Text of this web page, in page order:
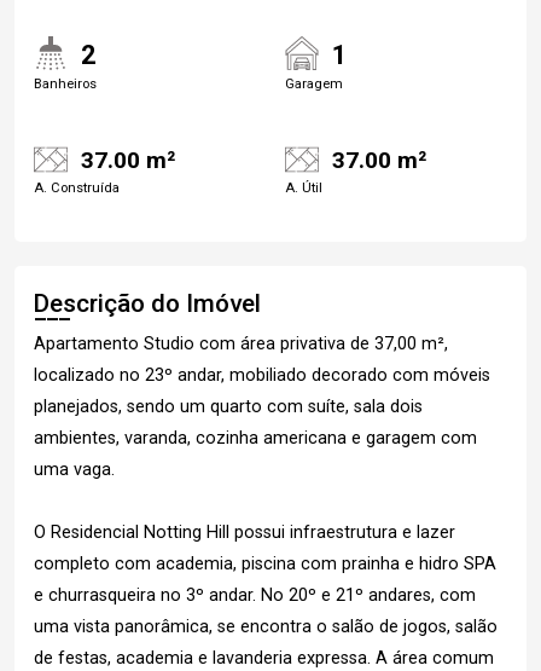
2
Banheiros
1
Garagem
37.00 m²
A. Construída
37.00 m²
A. Útil
Descrição do Imóvel
Apartamento Studio com área privativa de 37,00 m²,
localizado no 23º andar, mobiliado decorado com móveis
planejados, sendo um quarto com suíte, sala dois
ambientes, varanda, cozinha americana e garagem com
uma vaga.
O Residencial Notting Hill possui infraestrutura e lazer
completo com academia, piscina com prainha e hidro SPA
e churrasqueira no 3º andar. No 20º e 21º andares, com
uma vista panorâmica, se encontra o salão de jogos, salão
de festas, academia e lavanderia expressa. A área comum